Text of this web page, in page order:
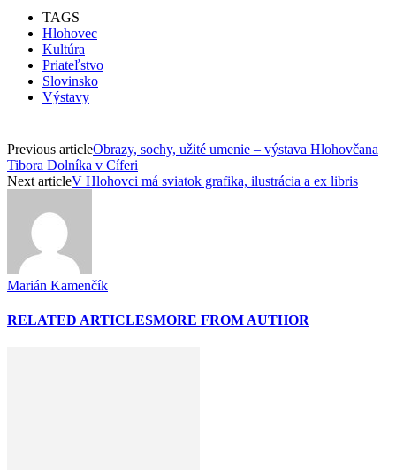
TAGS
Hlohovec
Kultúra
Priateľstvo
Slovinsko
Výstavy
Previous articleObrazy, sochy, užité umenie – výstava Hlohovčana
Tibora Dolníka v Cíferi
Next articleV Hlohovci má sviatok grafika, ilustrácia a ex libris
Marián Kamenčík
RELATED ARTICLESMORE FROM AUTHOR